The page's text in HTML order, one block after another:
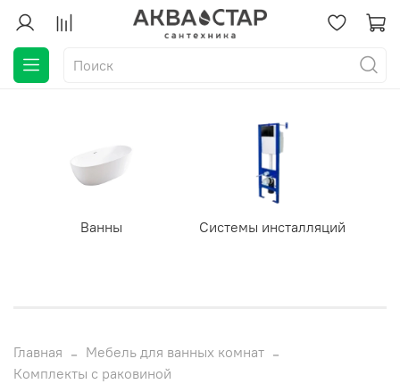
Ванны Системы инсталляций
Главная
Мебель для ванных комнат
Комплекты с раковиной